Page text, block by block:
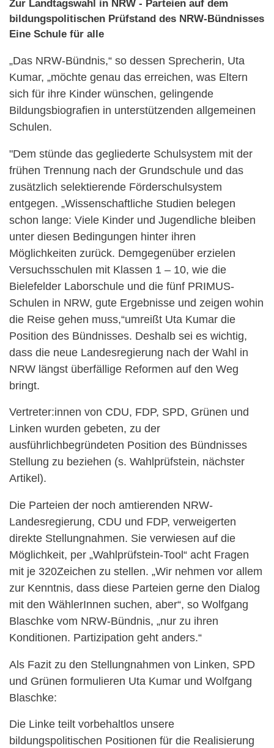
Zur Landtagswahl in NRW - Parteien auf dem
bildungspolitischen Prüfstand des NRW-Bündnisses
Eine Schule für alle
„Das NRW-Bündnis,“ so dessen Sprecherin, Uta
Kumar, „möchte genau das erreichen, was Eltern
sich für ihre Kinder wünschen, gelingende
Bildungsbiografien in unterstützenden allgemeinen
Schulen.
"Dem stünde das gegliederte Schulsystem mit der
frühen Trennung nach der Grundschule und das
zusätzlich selektierende Förderschulsystem
entgegen. „Wissenschaftliche Studien belegen
schon lange: Viele Kinder und Jugendliche bleiben
unter diesen Bedingungen hinter ihren
Möglichkeiten zurück. Demgegenüber erzielen
Versuchsschulen mit Klassen 1 – 10, wie die
Bielefelder Laborschule und die fünf PRIMUS-
Schulen in NRW, gute Ergebnisse und zeigen wohin
die Reise gehen muss,“umreißt Uta Kumar die
Position des Bündnisses. Deshalb sei es wichtig,
dass die neue Landesregierung nach der Wahl in
NRW längst überfällige Reformen auf den Weg
bringt.
Vertreter:innen von CDU, FDP, SPD, Grünen und
Linken wurden gebeten, zu der
ausführlichbegründeten Position des Bündnisses
Stellung zu beziehen (s. Wahlprüfstein, nächster
Artikel).
Die Parteien der noch amtierenden NRW-
Landesregierung, CDU und FDP, verweigerten
direkte Stellungnahmen. Sie verwiesen auf die
Möglichkeit, per „Wahlprüfstein-Tool“ acht Fragen
mit je 320Zeichen zu stellen. „Wir nehmen vor allem
zur Kenntnis, dass diese Parteien gerne den Dialog
mit den WählerInnen suchen, aber“, so Wolfgang
Blaschke vom NRW-Bündnis, „nur zu ihren
Konditionen. Partizipation geht anders.“
Als Fazit zu den Stellungnahmen von Linken, SPD
und Grünen formulieren Uta Kumar und Wolfgang
Blaschke:
Die Linke teilt vorbehaltlos unsere
bildungspolitischen Positionen für die Realisierung